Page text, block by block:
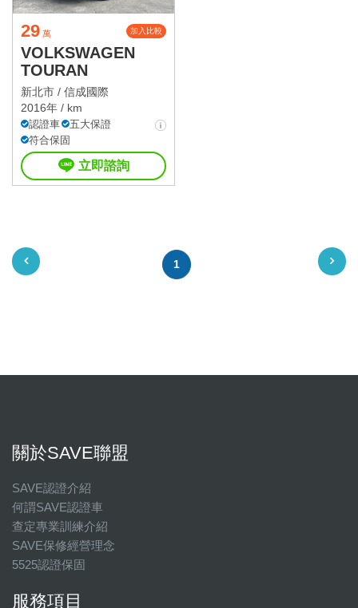
29 萬 加入比較
VOLKSWAGEN
TOURAN
新北市 / 信成國際
2016年 / km
認證車
五大保證
符合保固
立即諮詢
1
關於SAVE聯盟
SAVE認證介紹
何謂SAVE認證車
查定專業訓練介紹
SAVE保修經營理念
5525認證保固
服務項目